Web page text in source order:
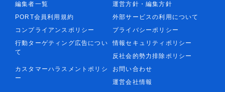
編集者一覧
運営方針・編集方針
PORT会員利用規約
外部サービスの利用について
コンプライアンスポリシー
プライバシーポリシー
行動ターゲティング広告につい
て
情報セキュリティポリシー
反社会的勢力排除ポリシー
カスタマーハラスメントポリシ
ー
お問い合わせ
運営会社情報